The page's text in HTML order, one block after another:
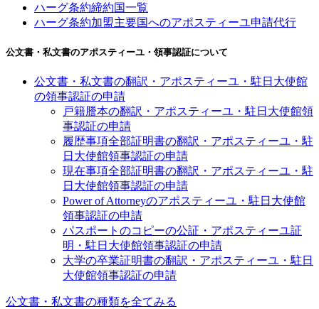
ハーグ条約締約国一覧
ハーグ条約加盟主要国へのアポスティーユ申請代行
公文書・私文書のアポスティーユ・領事認証について
公文書・私文書の翻訳・アポスティーユ・駐日大使館
の領事認証の申請
戸籍謄本の翻訳・アポスティーユ・駐日大使館領
事認証の申請
履歴事項全部証明書の翻訳・アポスティーユ・駐
日大使館領事認証の申請
現在事項全部証明書の翻訳・アポスティーユ・駐
日大使館領事認証の申請
Power of Attorneyのアポスティーユ・駐日大使館
領事認証の申請
パスポートのコピーの公証・アポスティーユ証
明・駐日大使館領事認証の申請
大学の卒業証明書の翻訳・アポスティーユ・駐日
大使館領事認証の申請
公文書・私文書の種類を全てみる